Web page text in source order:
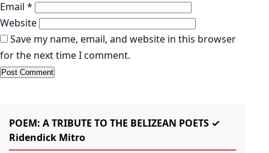
Email *
Website
Save my name, email, and website in this browser
for the next time I comment.
POEM: A TRIBUTE TO THE BELIZEAN POETS ✓
Ridendick Mitro